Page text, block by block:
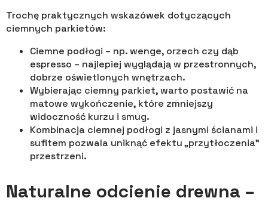
Trochę praktycznych wskazówek dotyczących
ciemnych parkietów:
Ciemne podłogi – np. wenge, orzech czy dąb
espresso – najlepiej wyglądają w przestronnych,
dobrze oświetlonych wnętrzach.
Wybierając ciemny parkiet, warto postawić na
matowe wykończenie, które zmniejszy
widoczność kurzu i smug.
Kombinacja ciemnej podłogi z jasnymi ścianami i
sufitem pozwala uniknąć efektu „przytłoczenia”
przestrzeni.
Naturalne odcienie drewna –